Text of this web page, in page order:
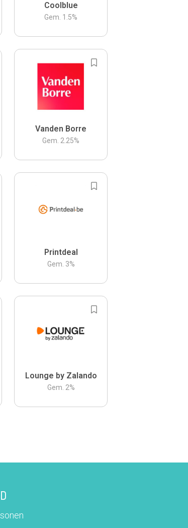
Coolblue
Gem. 1.5%
Vanden Borre
Gem. 2.25%
Printdeal
Gem. 3%
Lounge by Zalando
Gem. 2%